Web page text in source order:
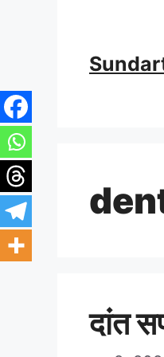
content
दांत